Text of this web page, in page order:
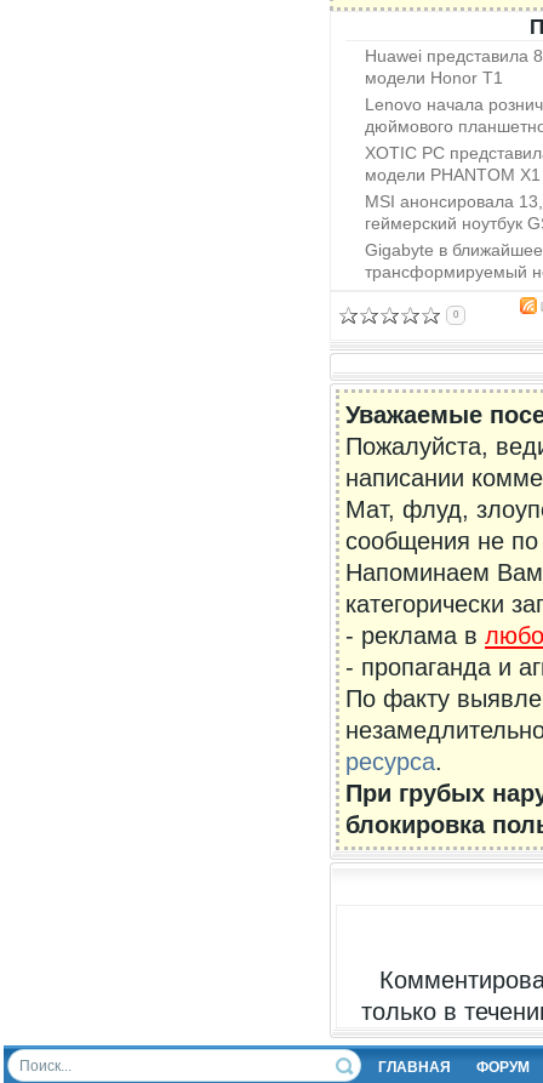
Huawei
модели Honor T1
Lenovo начала
дюймового
XOTIC PC
модели PHANTOM X1
MSI анонсировала
геймерский ноутбук
Gigabyte в
трансформируемый
0
Уважаемые
Пожалуйста,
написании
Мат, флуд,
сообщения не по
Напоминаем
категорически
- реклама в
- пропаганда и
По факту
ресурса.
При грубых
блокировка
только в
ГЛАВНАЯ ФОРУМ